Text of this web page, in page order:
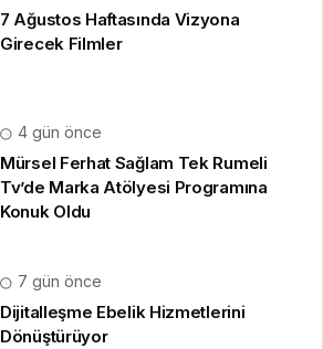
7 Ağustos Haftasında Vizyona
Girecek Filmler
4 gün önce
Mürsel Ferhat Sağlam Tek Rumeli
Tv’de Marka Atölyesi Programına
Konuk Oldu
7 gün önce
Dijitalleşme Ebelik Hizmetlerini
Dönüştürüyor